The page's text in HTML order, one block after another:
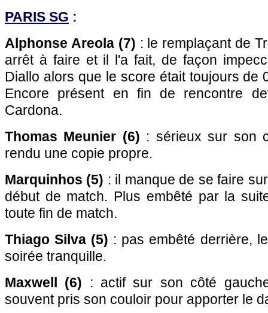
PARIS SG :
Alphonse Areola (7) : le remplaçant de
arrêt à faire et il l'a fait, de façon
Diallo alors que le score était toujours de
Encore présent en fin de rencontre
Cardona.
Thomas Meunier (6) : sérieux sur son
rendu une copie propre.
Marquinhos (5) : il manque de se faire
début de match. Plus embêté par la
toute fin de match.
Thiago Silva (5) : pas embêté derrière,
soirée tranquille.
Maxwell (6) : actif sur son côté
souvent pris son couloir pour apporter le